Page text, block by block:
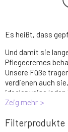
5.
6. 94%
7. 90%
Es heißt, dass
Und damit sie
Pflegecremes
Unsere Füße
verdienen auch
idealerweise jeden
spezielle Balsame
Zeig mehr
Filterprodukte